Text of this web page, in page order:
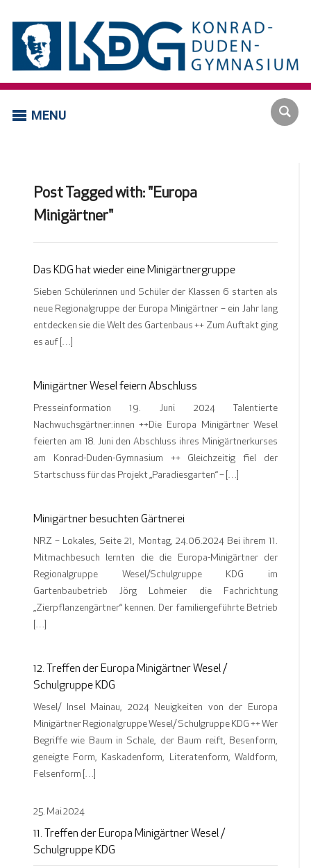
MENU
Post Tagged with: "Europa
Minigärtner"
Das KDG hat wieder eine Minigärtnergruppe
Sieben Schülerinnen und Schüler der Klassen 6 starten als
neue Regionalgruppe der Europa Minigärtner – ein Jahr lang
entdecken sie die Welt des Gartenbaus ++ Zum Auftakt ging
es auf […]
Minigärtner Wesel feiern Abschluss
Presseinformation 19. Juni 2024 Talentierte
Nachwuchsgärtner:innen ++Die Europa Minigärtner Wesel
feierten am 18. Juni den Abschluss ihres Minigärtnerkurses
am Konrad-Duden-Gymnasium ++ Gleichzeitig fiel der
Startschuss für das Projekt „Paradiesgarten“ – […]
Minigärtner besuchten Gärtnerei
NRZ – Lokales, Seite 21, Montag, 24.06.2024 Bei ihrem 11.
Mitmachbesuch lernten die die Europa-Minigärtner der
Regionalgruppe Wesel/Schulgruppe KDG im
Gartenbaubetrieb Jörg Lohmeier die Fachrichtung
„Zierpflanzengärtner“ kennen. Der familiengeführte Betrieb
[…]
12. Treffen der Europa Minigärtner Wesel /
Schulgruppe KDG
Wesel/ Insel Mainau, 2024 Neuigkeiten von der Europa
Minigärtner Regionalgruppe Wesel/ Schulgruppe KDG ++ Wer
Begriffe wie Baum in Schale, der Baum reift, Besenform,
geneigte Form, Kaskadenform, Literatenform, Waldform,
Felsenform […]
25. Mai 2024
11. Treffen der Europa Minigärtner Wesel /
Schulgruppe KDG